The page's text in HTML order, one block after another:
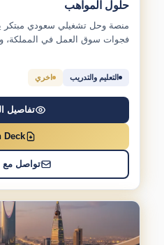
حلول المواهب
منصة وحل تشغيلي سعودي مبتكر
فجوات سوق العمل في المملكة،
التعليم والتدريب اخري
تفاصيل
Deck
تواصل